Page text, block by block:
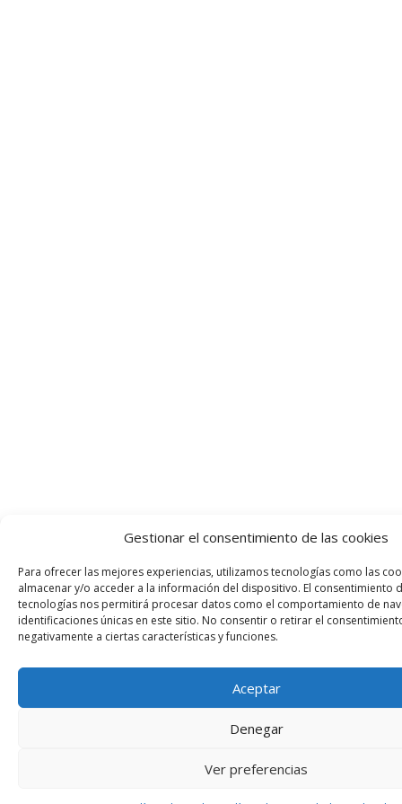
Gestionar el consentimiento de las cookies
Para ofrecer las mejores experiencias, utilizamos tecnologías como las
almacenar y/o acceder a la información del dispositivo. El consentimiento
tecnologías nos permitirá procesar datos como el comportamiento de
identificaciones únicas en este sitio. No consentir o retirar el
negativamente a ciertas características y funciones.
Aceptar
Denegar
Ver preferencias